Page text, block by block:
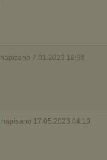
napisano 7.01.2023 18:39
napisano 17.05.2023 04:19